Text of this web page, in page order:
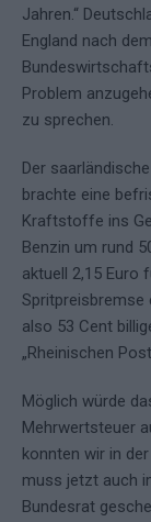
Jahren.“
England nach
Problem
zu sprechen.
Der
brachte eine
Kraftstoffe ins
Benzin um rund
aktuell 2,15 Euro
Spritpreisbremse
also 53 Cent
„Rheinischen
Möglich würde
Mehrwertsteuer
konnten wir in
muss jetzt auch
Bundesrat